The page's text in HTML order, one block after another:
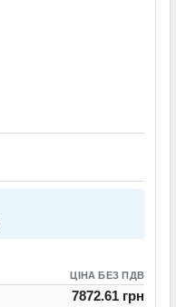
ЦІНА БЕЗ ПДВ
7872.61 грн